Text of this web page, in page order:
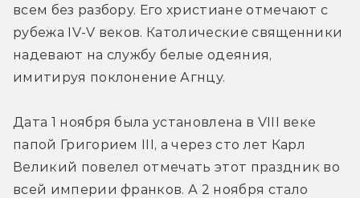
всем без разбору. Его христиане отмечают с
рубежа IV-V веков. Католические священники
надевают на службу белые одеяния,
имитируя поклонение Агнцу.
Дата 1 ноября была установлена в VIII веке
папой Григорием III, а через сто лет Карл
Великий повелел отмечать этот праздник во
всей империи франков. А 2 ноября стало